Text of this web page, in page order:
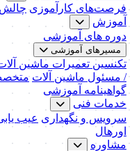
فرصت‌های کارآموزی
آموزش
دوره های آموزشی
مسیرهای آموزشی
تکنسین تعمیرات ماشین
/ مسئول ماشین آلات
گواهینامه آموزشی
خدمات فنی
سرویس و نگهداری عیب
اورهال
مشاوره